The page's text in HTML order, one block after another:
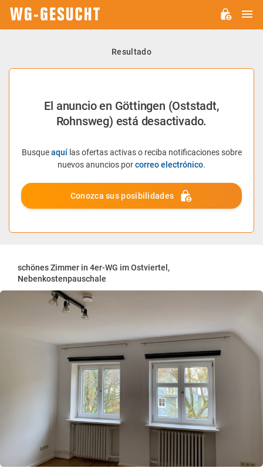
Resultado
El anuncio en Göttingen (Oststadt,
Rohnsweg) está desactivado.
Busqueaquílas ofertas activas o reciba notificaciones sobre
nuevos anuncios porcorreo electrónico.
Conozca sus posibilidades
schönes Zimmer in 4er-WG im Ostviertel,
Nebenkostenpauschale